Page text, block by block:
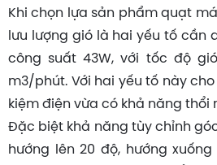
Khi chọn lựa sản phẩm quạt
lưu lượng gió là hai yếu tố cần
công suất 43W, với tốc độ
m3/phút. Với hai yếu tố này
kiệm điện vừa có khả năng thổi
Đặc biệt khả năng tùy chỉnh
hướng lên 20 độ, hướng